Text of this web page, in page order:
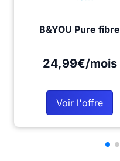
B&YOU Pure fibre
24,99€/mois
Voir l'offre